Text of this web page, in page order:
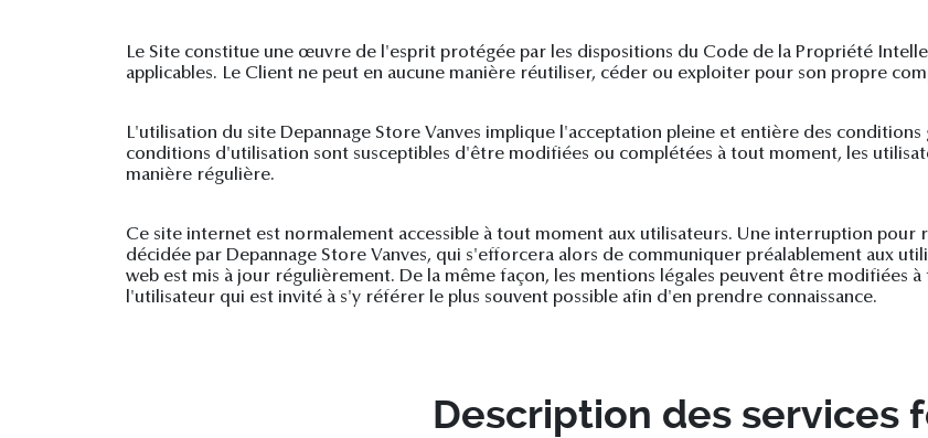
Le Site constitue une œuvre de l'esprit protégée par les dispositions du Code de la Propriété
applicables. Le Client ne peut en aucune manière réutiliser, céder ou exploiter pour son propre
L'utilisation du site Depannage Store Vanves implique l'acceptation pleine et entière des
conditions d'utilisation sont susceptibles d'être modifiées ou complétées à tout moment, les
manière régulière.
Ce site internet est normalement accessible à tout moment aux utilisateurs. Une interruption
décidée par Depannage Store Vanves, qui s'efforcera alors de communiquer préalablement aux
web est mis à jour régulièrement. De la même façon, les mentions légales peuvent être modifiées
l'utilisateur qui est invité à s'y référer le plus souvent possible afin d'en prendre connaissance.
Description des services